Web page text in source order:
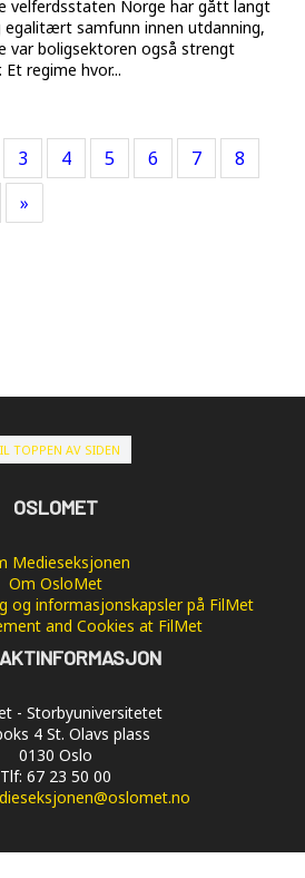
velferdsstaten Norge har gått langt
samfunn innen utdanning,
var boligsektoren også strengt
regime hvor...
3 4 5 6 7
8
»
TOPPEN AV SIDEN
OSLOMET
Medieseksjonen
Om OsloMet
og informasjonskapsler på FilMet
and Cookies at FilMet
- Storbyuniversitetet
4 St. Olavs plass
0130 Oslo
Tlf: 67 23 50 00